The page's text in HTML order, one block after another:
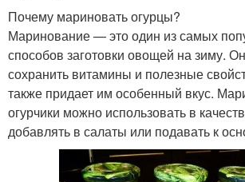
Почему мариновать огурцы?
Маринование — это один из самых
способов заготовки овощей на зиму.
сохранить витамины и полезные
также придает им особенный вкус.
огурчики можно использовать в
добавлять в салаты или подавать к